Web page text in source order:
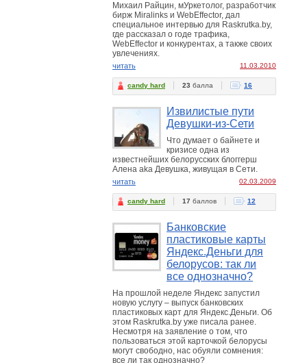
Михаил Райцин, мУркетолог, разработчик
бирж Miralinks и WebEffector, дал
специальное интервью для Raskrutka.by,
где рассказал о годе трафика,
WebEffector и конкурентах, а также своих
увлечениях.
читать 11.03.2010
candy hard 23 балла 16
Извилистые пути
Девушки-из-Сети
Что думает о байнете и
кризисе одна из
известнейших белорусских блоггерш
Алена aka Девушка, живущая в Сети.
читать 02.03.2009
candy hard 17 баллов 12
Банковские
пластиковые карты
Яндекс.Деньги для
белорусов: так ли
все однозначно?
На прошлой неделе Яндекс запустил
новую услугу – выпуск банковских
пластиковых карт для Яндекс.Деньги. Об
этом Raskrutka.by уже писала ранее.
Несмотря на заявление о том, что
пользоваться этой карточкой белорусы
могут свободно, нас обуяли сомнения:
все ли так однозначно?